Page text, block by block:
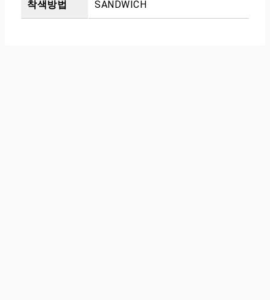
착색방법 SANDWICH